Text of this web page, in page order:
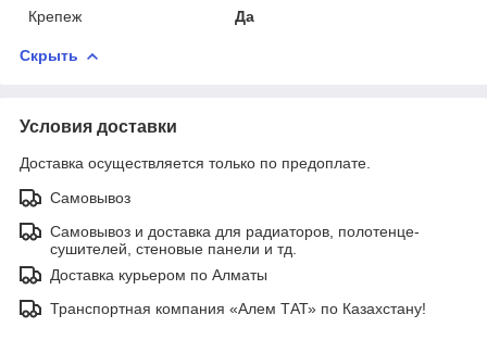
Крепеж
Да
Скрыть
Условия доставки
Доставка осуществляется только по предоплате.
Самовывоз
Самовывоз и доставка для радиаторов, полотенце-
сушителей, стеновые панели и тд.
Доставка курьером по Алматы
Транспортная компания «Алем ТАТ» по Казахстану!